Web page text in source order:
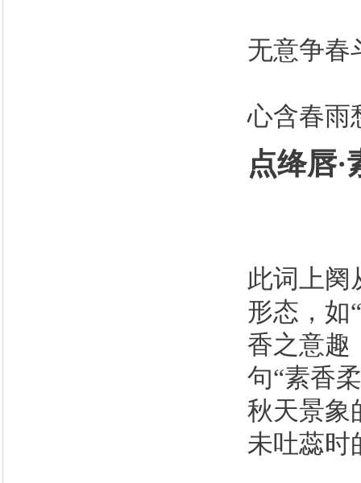
无意争春
心含春雨
点绛唇
此词上阕
形态，如
香之意趣
句“素香
秋天景象
未吐蕊时